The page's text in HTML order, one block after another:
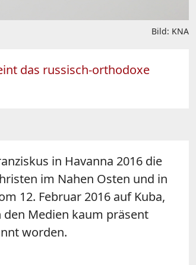
Bild: KNA
das russisch-orthodoxe
in Havanna 2016 die
im Nahen Osten und in
12. Februar 2016 auf Kuba,
den Medien kaum präsent
worden.